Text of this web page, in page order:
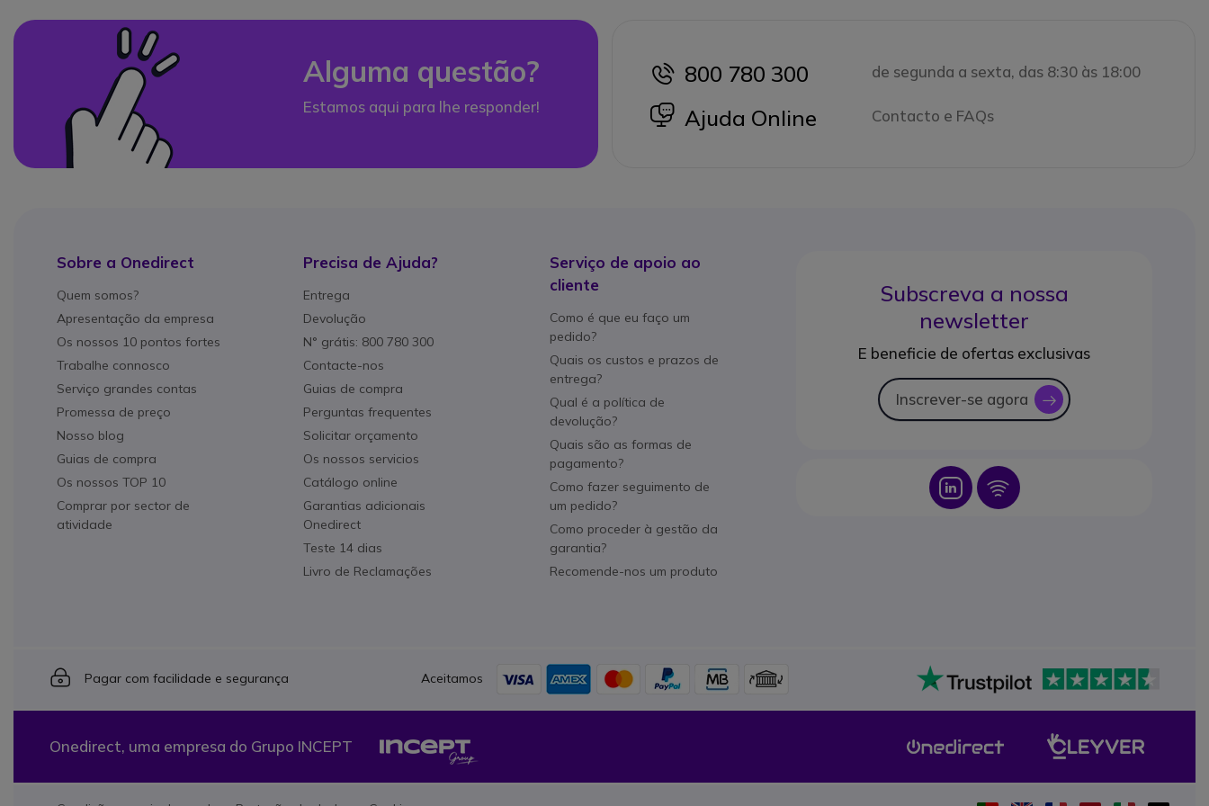
Alguma questão?
Estamos aqui para lhe responder!
icon
800 780 300 de segunda a sexta, das 8:30 às 18:00
icon
Ajuda Online Contacto e FAQs
Sobre a Onedirect
Quem somos?
Apresentação da empresa
Os nossos 10 pontos fortes
Trabalhe connosco
Serviço grandes contas
Promessa de preço
Nosso blog
Guias de compra
Os nossos TOP 10
Comprar por sector de
atividade
Precisa de Ajuda?
Entrega
Devolução
N° grátis: 800 780 300
Contacte-nos
Guias de compra
Perguntas frequentes
Solicitar orçamento
Os nossos servicios
Catálogo online
Garantias adicionais
Onedirect
Teste 14 dias
Livro de Reclamações
Serviço de apoio ao
cliente
Como é que eu faço um
pedido?
Quais os custos e prazos de
entrega?
Qual é a política de
devolução?
Quais são as formas de
pagamento?
Como fazer seguimento de
um pedido?
Como proceder à gestão da
garantia?
Recomende-nos um produto
Subscreva a nossa
newsletter
E beneficie de ofertas exclusivas
Inscrever-se agora icon
Icon Icon
Icon
Pagar com facilidade e segurança Aceitamos
Onedirect, uma empresa do Grupo INCEPT